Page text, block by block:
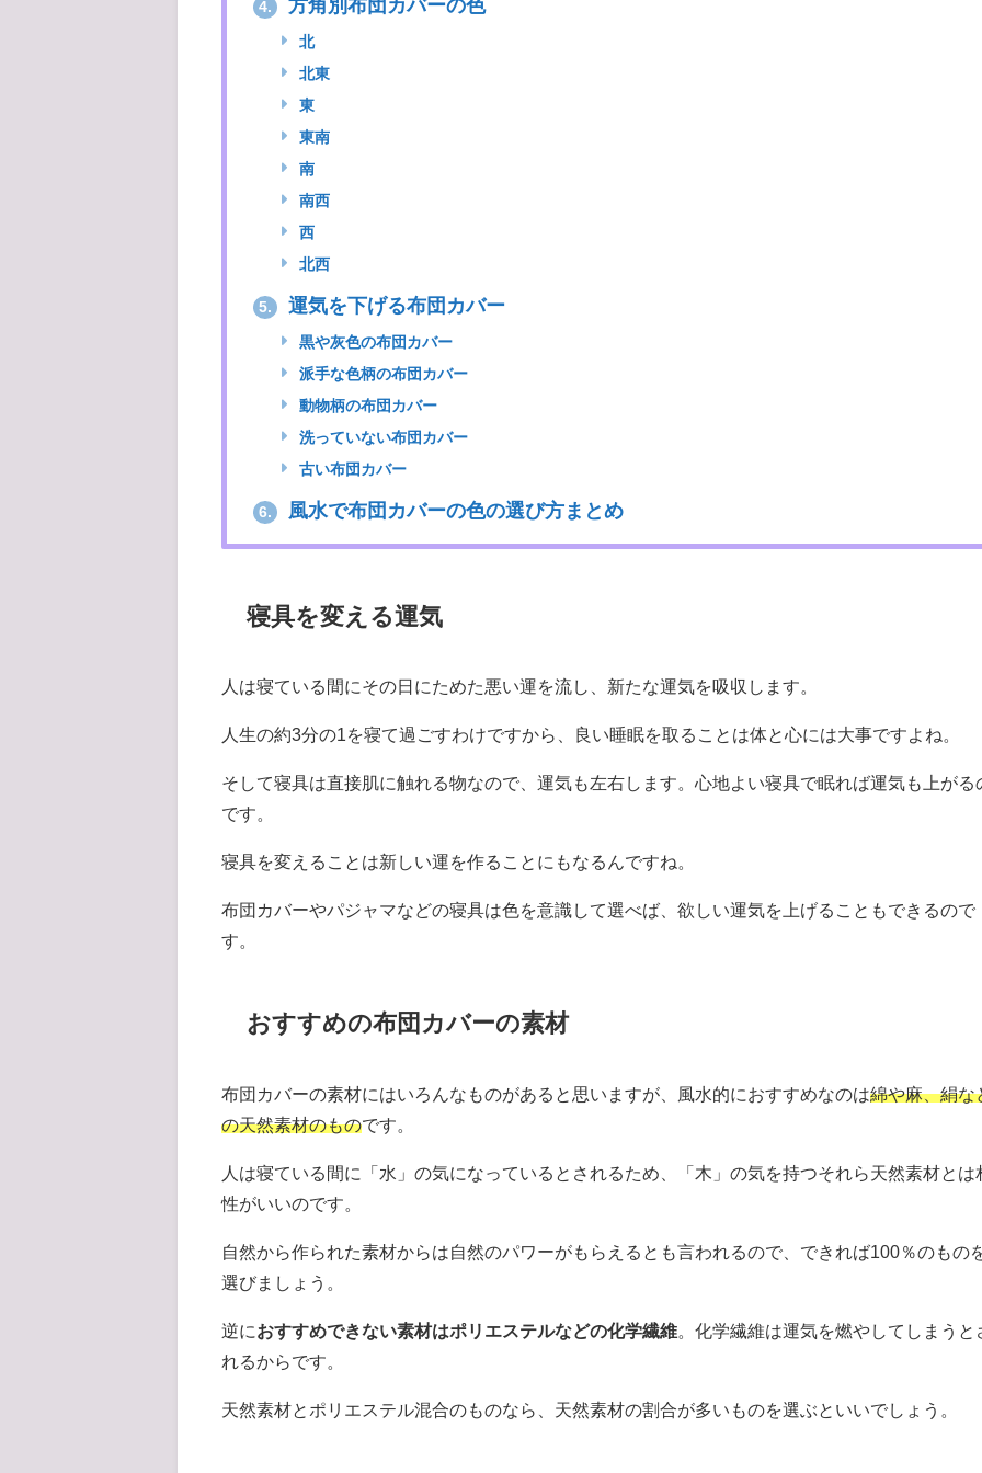
4. 方角別布団カバーの色
北
北東
東
東南
南
南西
西
北西
5. 運気を下げる布団カバー
黒や灰色の布団カバー
派手な色柄の布団カバー
動物柄の布団カバー
洗っていない布団カバー
古い布団カバー
6. 風水で布団カバーの色の選び方まとめ
寝具を変える運気
人は寝ている間にその日にためた悪い運を流し、新たな運気を吸収します。
人生の約3分の1を寝て過ごすわけですから、良い睡眠を取ることは体と心には大事ですよね。
そして寝具は直接肌に触れる物なので、運気も左右します。心地よい寝具で眠れば運気も上がる
です。
寝具を変えることは新しい運を作ることにもなるんですね。
布団カバーやパジャマなどの寝具は色を意識して選べば、欲しい運気を上げることもできるので
す。
おすすめの布団カバーの素材
布団カバーの素材にはいろんなものがあると思いますが、風水的におすすめなのは綿や麻、絹な
の天然素材のものです。
人は寝ている間に「水」の気になっているとされるため、「木」の気を持つそれら天然素材とは
性がいいのです。
自然から作られた素材からは自然のパワーがもらえるとも言われるので、できれば100％のもの
選びましょう。
逆におすすめできない素材はポリエステルなどの化学繊維 。化学繊維は運気を燃やしてしまうと
れるからです。
天然素材とポリエステル混合のものなら、天然素材の割合が多いものを選ぶといいでしょう。